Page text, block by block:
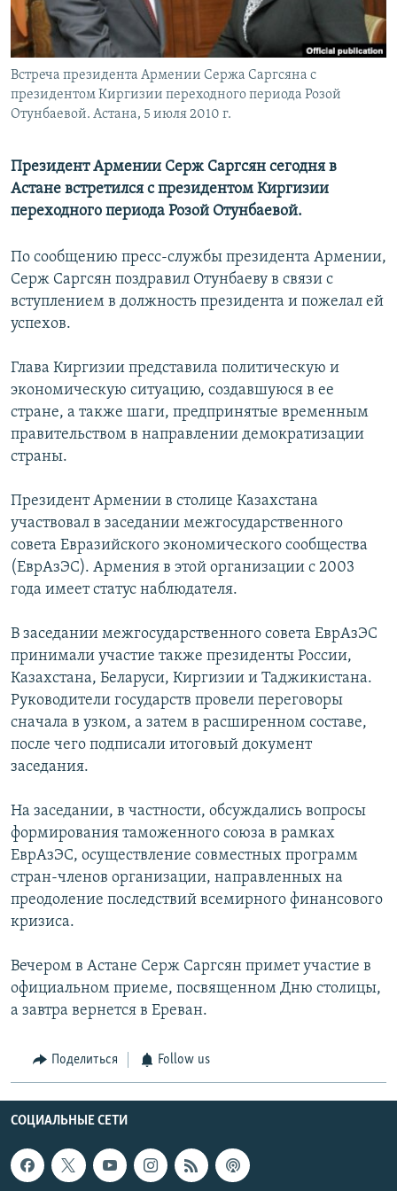
Հայերեն
English
Русский
Встреча президента Армении Сержа Саргсяна с
президентом Киргизии переходного периода Розой
Отунбаевой. Астана, 5 июля 2010 г.
Президент Армении Серж Саргсян сегодня в
Астане встретился с президентом Киргизии
переходного периода Розой Отунбаевой.
По сообщению пресс-службы президента Армении,
Серж Саргсян поздравил Отунбаеву в связи с
вступлением в должность президента и пожелал ей
успехов.
Глава Киргизии представила политическую и
экономическую ситуацию, создавшуюся в ее
стране, а также шаги, предпринятые временным
правительством в направлении демократизации
страны.
Президент Армении в столице Казахстана
участвовал в заседании межгосударственного
совета Евразийского экономического сообщества
(ЕврАзЭС). Армения в этой организации с 2003
года имеет статус наблюдателя.
В заседании межгосударственного совета ЕврАзЭС
принимали участие также президенты России,
Казахстана, Беларуси, Киргизии и Таджикистана.
Руководители государств провели переговоры
сначала в узком, а затем в расширенном составе,
после чего подписали итоговый документ
заседания.
На заседании, в частности, обсуждались вопросы
формирования таможенного союза в рамках
ЕврАзЭС, осуществление совместных программ
стран-членов организации, направленных на
преодоление последствий всемирного финансового
кризиса.
Вечером в Астане Серж Саргсян примет участие в
официальном приеме, посвященном Дню столицы,
а завтра вернется в Ереван.
Поделиться Follow us
СОЦИАЛЬНЫЕ СЕТИ